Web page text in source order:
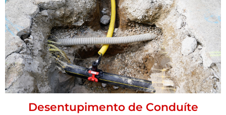
Desentupimento de Conduíte